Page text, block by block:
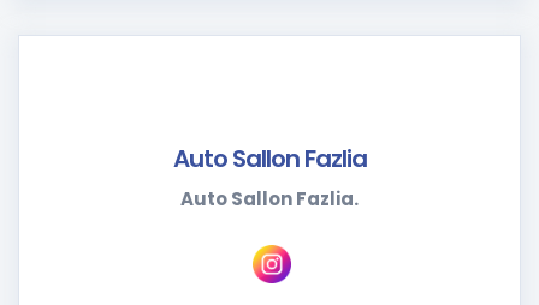
Auto Sallon Fazlia
Auto Sallon Fazlia.